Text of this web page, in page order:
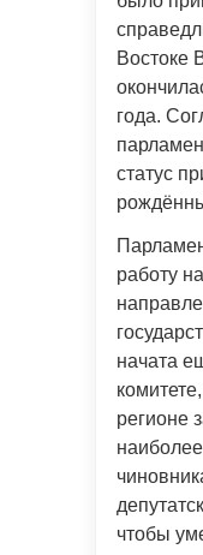
Востоке
года.
статус
работу
начата
регионе
чтобы